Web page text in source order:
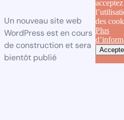
Un nouveau site web
WordPress est en cours
de construction et sera
bientôt publié
acceptez
des
Plus